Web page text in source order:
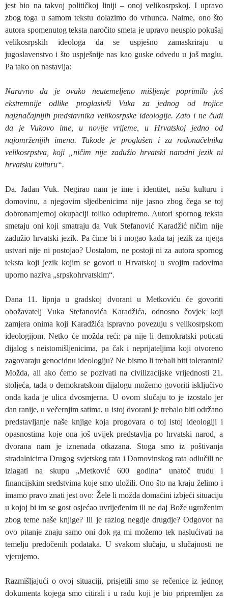
jest bio na takvoj političkoj liniji – onoj velikosrpskoj. I upravo
zbog toga u samom tekstu dolazimo do vrhunca. Naime, ono što
autora spomenutog teksta naročito smeta je upravo neuspio pokušaj
velikosrpskih ideologa da se uspješno zamaskriraju u
jugoslavenstvo i što uspješnije nas kao guske odvedu u još maglu.
Pa tako on nastavlja:
Naravno da je ovako neutemeljeno mišljenje poprimilo još
ekstremnije odlike proglasivši Vuka za jednog od trojice
najznačajnijih predstavnika velikosrpske ideologije. Zato i ne čudi
da je Vukovo ime, u novije vrijeme, u Hrvatskoj jedno od
najomrženijih imena. Takođe je proglašen i za rodonačelnika
velikosrpstva, koji „ničim nije zadužio hrvatski narodni jezik ni
hrvatsku kulturu“.
Da. Jadan Vuk. Negirao nam je ime i identitet, našu kulturu i
domovinu, a njegovim sljedbenicima nije jasno zbog čega se toj
dobronamjernoj okupaciji toliko odupiremo. Autori spornog teksta
smetaju oni koji smatraju da Vuk Stefanović Karadžić ničim nije
zadužio hrvatski jezik. Pa čime bi i mogao kada taj jezik za njega
ustvari nije ni postojao? Uostalom, ne postoji ni za autora spornog
teksta koji jezik kojim se govori u Hrvatskoj u svojim radovima
uporno naziva „srpskohrvatskim“.
Dana 11. lipnja u gradskoj dvorani u Metkoviću će govoriti
obožavatelj Vuka Stefanovića Karadžića, odnosno čovjek koji
zamjera onima koji Karadžića ispravno povezuju s velikosrpskom
ideologijom. Netko će možda reći: pa nije li demokratski poticati
dijalog s neistomišljenicima, pa čak i neprijateljima koji otvoreno
zagovaraju genocidnu ideologiju? Ne bismo li trebali biti tolerantni?
Možda, ali ako ćemo se pozivati na civilizacijske vrijednosti 21.
stoljeća, tada o demokratskom dijalogu možemo govoriti isključivo
onda kada je ulica dvosmjerna. U ovom slučaju to je izostalo jer
dan ranije, u večernjim satima, u istoj dvorani je trebalo biti održano
predstavljanje naše knjige koja progovara o toj istoj ideologiji i
opasnostima koje ona još uvijek predstavlja po hrvatski narod, a
dvorana nam je iznenada otkazana. Stoga smo iz poštivanja
stradalnicima Drugog svjetskog rata i Domovinskog rata odlučili ne
izlagati na skupu „Metković 600 godina“ unatoč trudu i
financijskim sredstvima koje smo uložili. Ono što na kraju želimo i
imamo pravo znati jest ovo: Žele li možda domaćini izbjeći situaciju
u kojoj bi im se gost osjećao uvrijeđenim ili ne daj Bože ugroženim
zbog teme naše knjige? Ili je razlog negdje drugdje? Odgovor na
ovo pitanje znaju samo oni dok ga mi možemo tek naslućivati na
temelju predočenih podataka. U svakom slučaju, u slučajnosti ne
vjerujemo.
Razmišljajući o ovoj situaciji, prisjetili smo se rečenice iz jednog
dokumenta kojega smo citirali i u radu koji je bio pripremljen za